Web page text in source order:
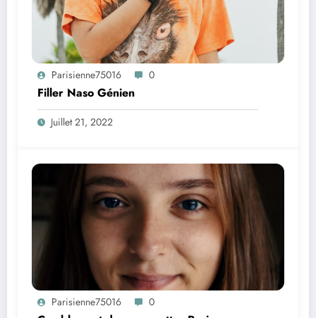
Parisienne75016 0
Filler Naso Génien
Juillet 21, 2022
Parisienne75016 0